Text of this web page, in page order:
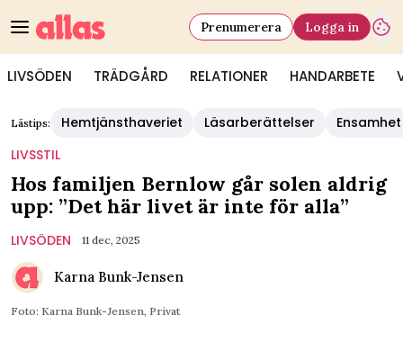
LIVSÖDEN TRÄDGÅRD RELATIONER HANDARBETE
Prenumerera Logga in
Lästips: Hemtjänsthaveriet Läsarberättelser
Ensamhet
LIVSSTIL
Hos familjen Bernlow går solen aldrig
upp: ”Det här livet är inte för alla”
LIVSÖDEN 11 dec, 2025
Karna Bunk-Jensen
Foto: Karna Bunk-Jensen, Privat